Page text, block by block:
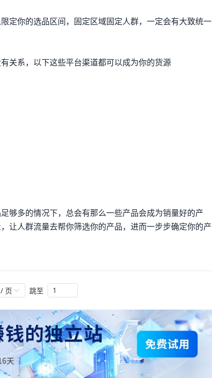
定你的选品区间，固定区域固定人群，一定会有大致统一
关系，以下这些平台渠道都可以成为你的货源
够多的情况下，总会有那么一些产品会成为销量好的产
让人群流量去帮你筛选你的产品，进而一步步确定你的产
页 跳至